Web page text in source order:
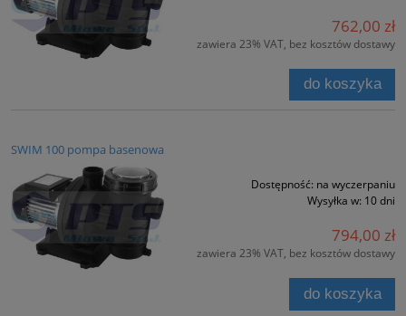
762,00 zł
zawiera 23% VAT, bez kosztów dostawy
do koszyka
SWIM 100 pompa basenowa
Dostępność: na wyczerpaniu
Wysyłka w: 10 dni
794,00 zł
zawiera 23% VAT, bez kosztów dostawy
do koszyka